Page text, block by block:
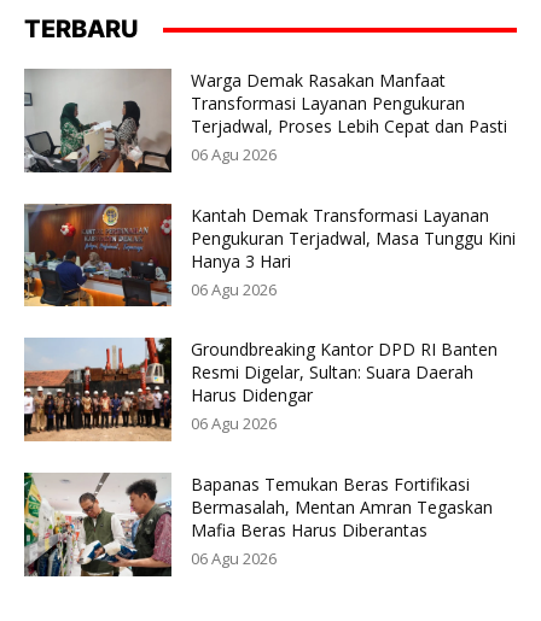
TERBARU
Warga Demak Rasakan Manfaat
Transformasi Layanan Pengukuran
Terjadwal, Proses Lebih Cepat dan Pasti
06 Agu 2026
Kantah Demak Transformasi Layanan
Pengukuran Terjadwal, Masa Tunggu Kini
Hanya 3 Hari
06 Agu 2026
Groundbreaking Kantor DPD RI Banten
Resmi Digelar, Sultan: Suara Daerah
Harus Didengar
06 Agu 2026
Bapanas Temukan Beras Fortifikasi
Bermasalah, Mentan Amran Tegaskan
Mafia Beras Harus Diberantas
06 Agu 2026